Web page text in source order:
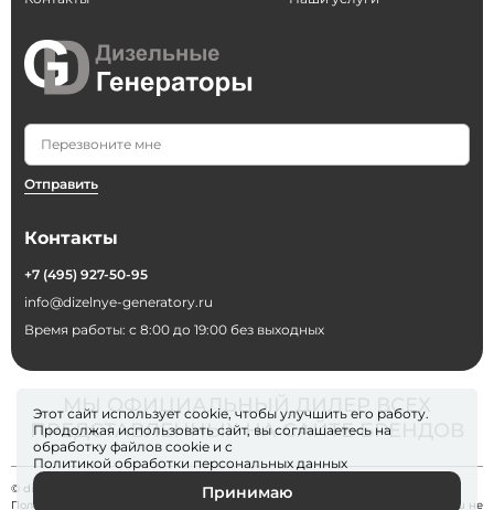
Отправить
Контакты
+7 (495) 927-50-95
info@dizelnye-generatory.ru
Время работы: с 8:00 до 19:00 без выходных
МЫ ОФИЦИАЛЬНЫЙ ДИЛЕР ВСЕХ
ПРЕДСТАВЛЕННЫХ НА САЙТЕ БРЕНДОВ
© dizelnye-generatory 2026
Политика конфиденциальности
. Информация на сайте dizelnye-generatory.ru не
Этот сайт использует cookie, чтобы улучшить его работу.
Продолжая использовать сайт, вы соглашаетесь на
обработку файлов cookie и с
Политикой обработки персональных данных
Принимаю